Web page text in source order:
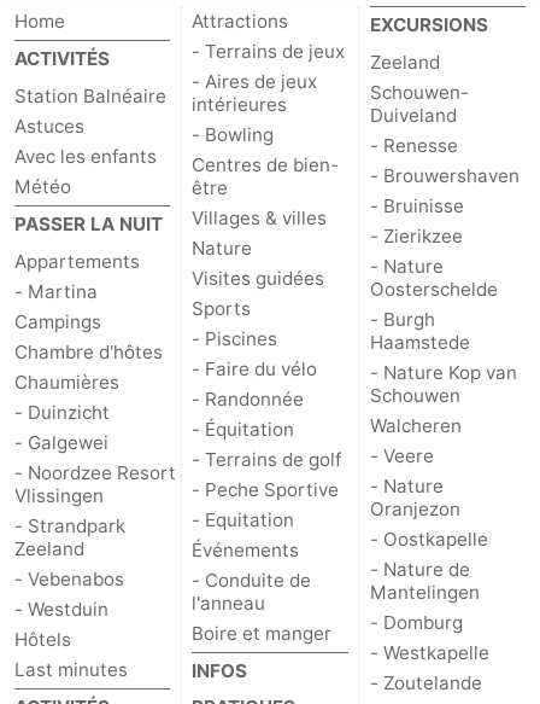
Home
ACTIVITÉS
Station Balnéaire
Astuces
Avec les enfants
Météo
PASSER LA NUIT
Appartements
- Martina
Campings
Chambre d'hôtes
Chaumières
- Duinzicht
- Galgewei
- Noordzee Resort
Vlissingen
- Strandpark
Zeeland
- Vebenabos
- Westduin
Hôtels
Last minutes
Attractions
- Terrains de jeux
- Aires de jeux
intérieures
- Bowling
Centres de bien-
être
Villages & villes
Nature
Visites guidées
Sports
- Piscines
- Faire du vélo
- Randonnée
- Équitation
- Terrains de golf
- Peche Sportive
- Equitation
Événements
- Conduite de
l'anneau
Boire et manger
INFOS
EXCURSIONS
Zeeland
Schouwen-
Duiveland
- Renesse
- Brouwershaven
- Bruinisse
- Zierikzee
- Nature
Oosterschelde
- Burgh
Haamstede
- Nature Kop van
Schouwen
Walcheren
- Veere
- Nature
Oranjezon
- Oostkapelle
- Nature de
Mantelingen
- Domburg
- Westkapelle
- Zoutelande